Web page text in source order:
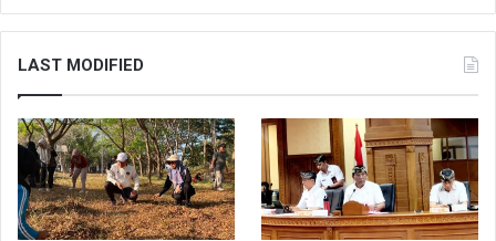
LAST MODIFIED